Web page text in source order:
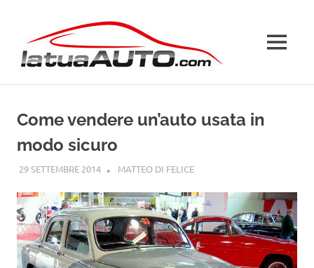
contenuto
MENU
Come vendere un’auto usata in
modo sicuro
29 SETTEMBRE 2014 MATTEO DI FELICEGUIDE